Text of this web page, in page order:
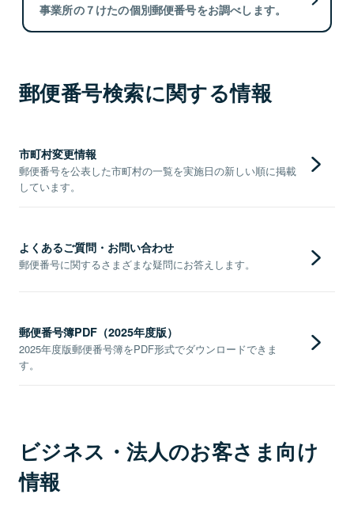
事業所の７けたの個別郵便番号をお調べします。
郵便番号検索に関する情報
市町村変更情報
郵便番号を公表した市町村の一覧を実施日の新しい順に掲載
しています。
よくあるご質問・お問い合わせ
郵便番号に関するさまざまな疑問にお答えします。
郵便番号簿PDF（2025年度版）
2025年度版郵便番号簿をPDF形式でダウンロードできま
す。
ビジネス・法人のお客さま向け
情報